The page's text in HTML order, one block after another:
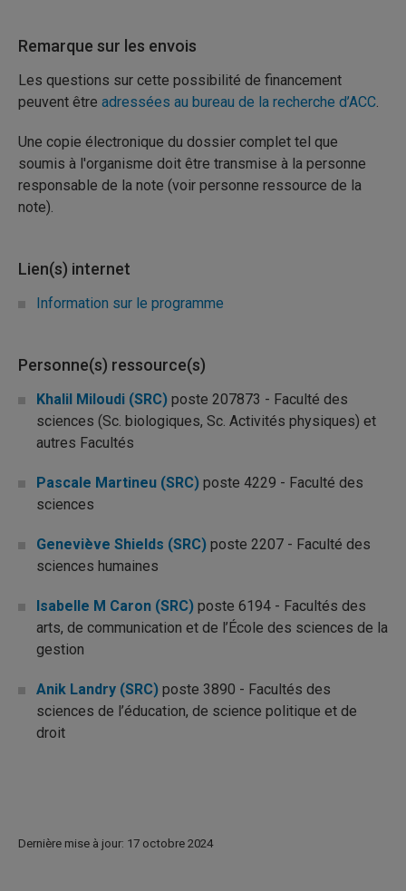
Remarque sur les envois
Les questions sur cette possibilité de financement
peuvent être adressées au bureau de la recherche d’ACC.
Une copie électronique du dossier complet tel que
soumis à l'organisme doit être transmise à la personne
responsable de la note (voir personne ressource de la
note).
Lien(s) internet
Information sur le programme
Personne(s) ressource(s)
Khalil Miloudi (SRC) poste 207873 - Faculté des
sciences (Sc. biologiques, Sc. Activités physiques) et
autres Facultés
Pascale Martineu (SRC) poste 4229 - Faculté des
sciences
Geneviève Shields (SRC) poste 2207 - Faculté des
sciences humaines
Isabelle M Caron (SRC) poste 6194 - Facultés des
arts, de communication et de l’École des sciences de la
gestion
Anik Landry (SRC) poste 3890 - Facultés des
sciences de l’éducation, de science politique et de
droit
Dernière mise à jour: 17 octobre 2024